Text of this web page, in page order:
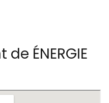
ÉNERGIE